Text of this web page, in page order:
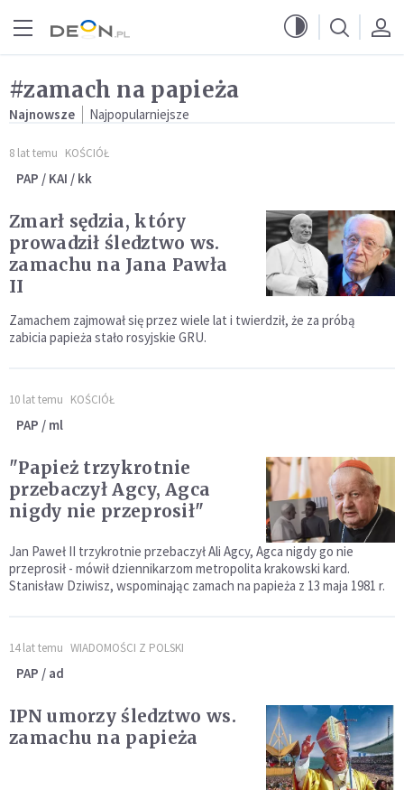
#zamach na papieża
Najnowsze Najpopularniejsze
8 lat temu KOŚCIÓŁ
PAP / KAI / kk
Zmarł sędzia, który
prowadził śledztwo ws.
zamachu na Jana Pawła
II
Zamachem zajmował się przez wiele lat i twierdził, że za próbą
zabicia papieża stało rosyjskie GRU.
10 lat temu KOŚCIÓŁ
PAP / ml
"Papież trzykrotnie
przebaczył Agcy, Agca
nigdy nie przeprosił"
Jan Paweł II trzykrotnie przebaczył Ali Agcy, Agca nigdy go nie
przeprosił - mówił dziennikarzom metropolita krakowski kard.
Stanisław Dziwisz, wspominając zamach na papieża z 13 maja 1981 r.
14 lat temu WIADOMOŚCI Z POLSKI
PAP / ad
IPN umorzy śledztwo ws.
zamachu na papieża